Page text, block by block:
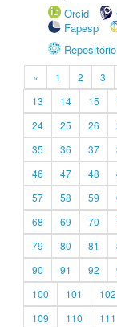
Orcid
Fapesp
« 1 2 3
13
14 15
24
25 26
35
36 37
46
47 48
57
58 59
68
69 70
79
80 81
90
91 92
100
101 102
109
110 111